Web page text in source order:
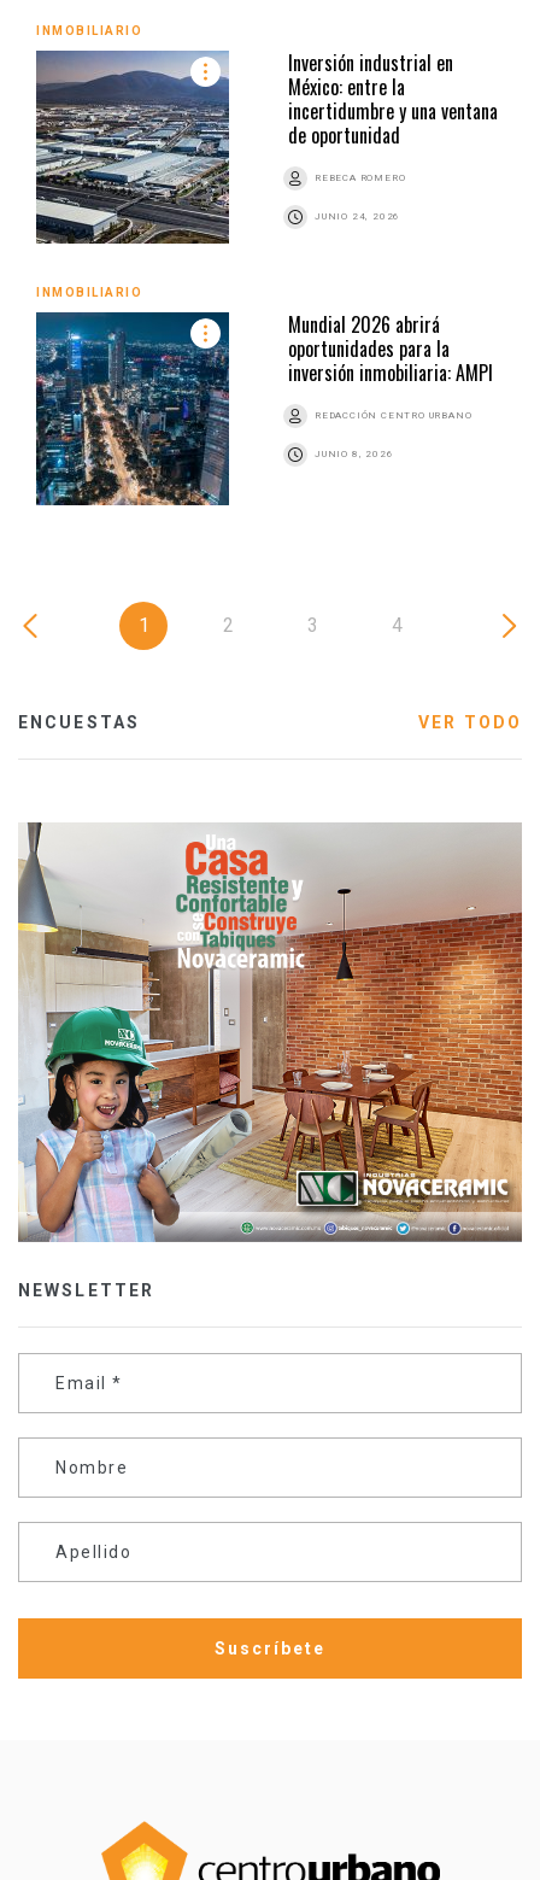
INMOBILIARIO
Inversión industrial en
México: entre la
incertidumbre y una ventana
de oportunidad
REBECA ROMERO
JUNIO 24, 2026
INMOBILIARIO
Mundial 2026 abrirá
oportunidades para la
inversión inmobiliaria: AMPI
REDACCIÓN CENTRO URBANO
JUNIO 8, 2026
1 2 3 4
ENCUESTAS VER TODO
NEWSLETTER
Email *
Nombre
Apellido